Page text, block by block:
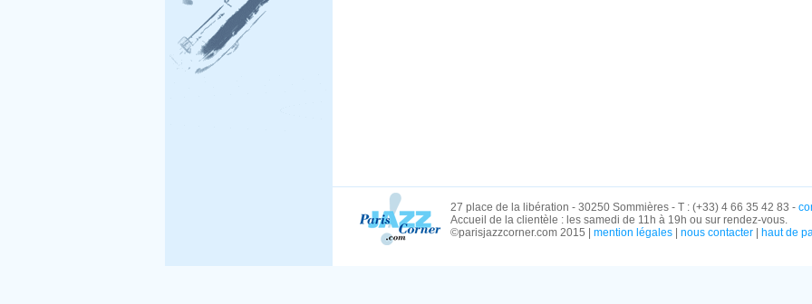
27 place de la libération - 30250 Sommières - T : (+33) 4 66 35 42 83 -
Accueil de la clientèle : les samedi de 11h à 19h ou sur rendez-vous.
©parisjazzcorner.com 2015 | mention légales nous contacter haut de